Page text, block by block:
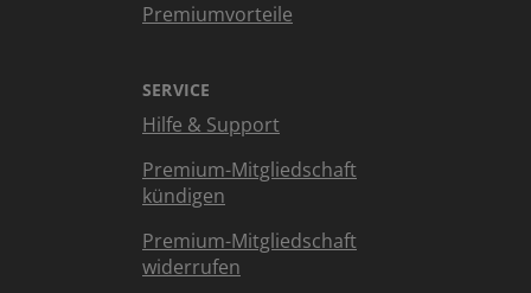
Premiumvorteile
SERVICE
Hilfe & Support
Premium-Mitgliedschaft
kündigen
Premium-Mitgliedschaft
widerrufen